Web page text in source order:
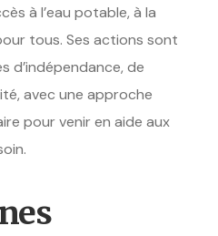
à l’eau potable, à la
tous. Ses actions sont
d’indépendance, de
avec une approche
pour venir en aide aux